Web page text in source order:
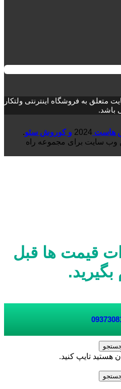
متعلق به فروشگاه اینترنتی ولتکار
باشد.
هاست 2024 و کوروش سئو.
وب سایت برای مجموعه راه
قیمت ها قبل
بگیرید.
هستید تایپ کنید.